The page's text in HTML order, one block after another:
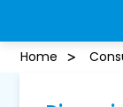
Home